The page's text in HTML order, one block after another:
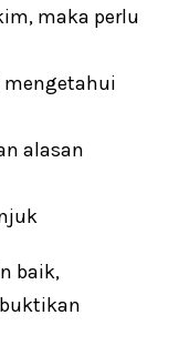
maka perlu
mengetahui
alasan
baik,